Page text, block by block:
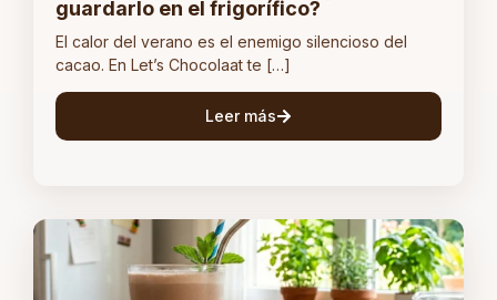
guardarlo en el frigorífico?
El calor del verano es el enemigo silencioso del
cacao. En Let’s Chocolaat te […]
Leer más